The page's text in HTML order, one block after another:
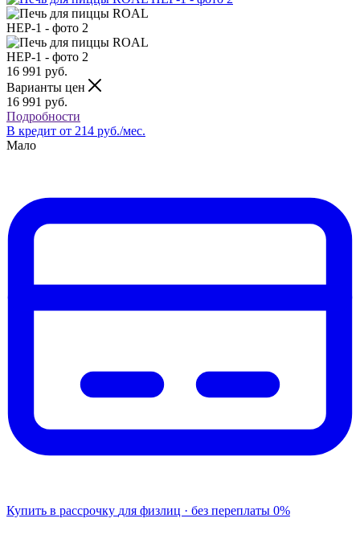
16 991 руб.
Варианты цен
16 991 руб.
Подробности
В кредит от 214 руб./мес.
Мало
Купить в рассрочку для физлиц · без переплаты 0%